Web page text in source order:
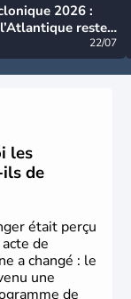
2026 :
reste
22/07
les
de
était perçu
de
a changé : le
une
de